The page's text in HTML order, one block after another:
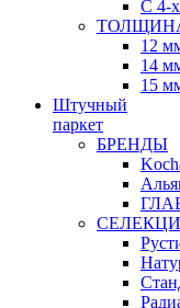
С 4-
12
14
15
Штучный
паркет
БРЕНДЫ